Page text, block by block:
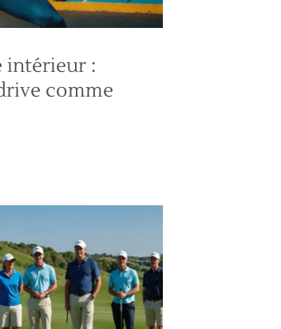
intérieur :
comme